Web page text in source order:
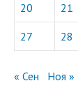
20 21
27 28
« Сен Ноя »